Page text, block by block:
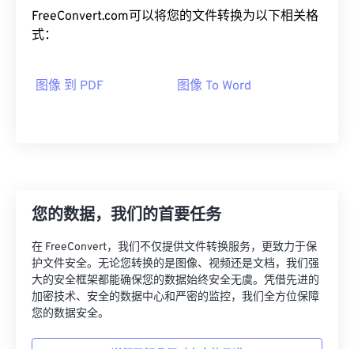
FreeConvert.com可以将您的文件转换为以下相关格
式：
图像 到 PDF 图像 To Word
您的数据，我们的首要任务
在 FreeConvert，我们不仅提供文件转换服务，更致力于保
护文件安全。无论您转换的是图像、视频还是文档，我们强
大的安全框架都能确保您的数据始终安全无虞。凭借先进的
加密技术、安全的数据中心和严密的监控，我们全方位保障
您的数据安全。